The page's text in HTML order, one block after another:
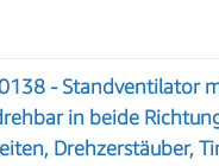
- Standventilator
in beide
Drehzerstäuber,